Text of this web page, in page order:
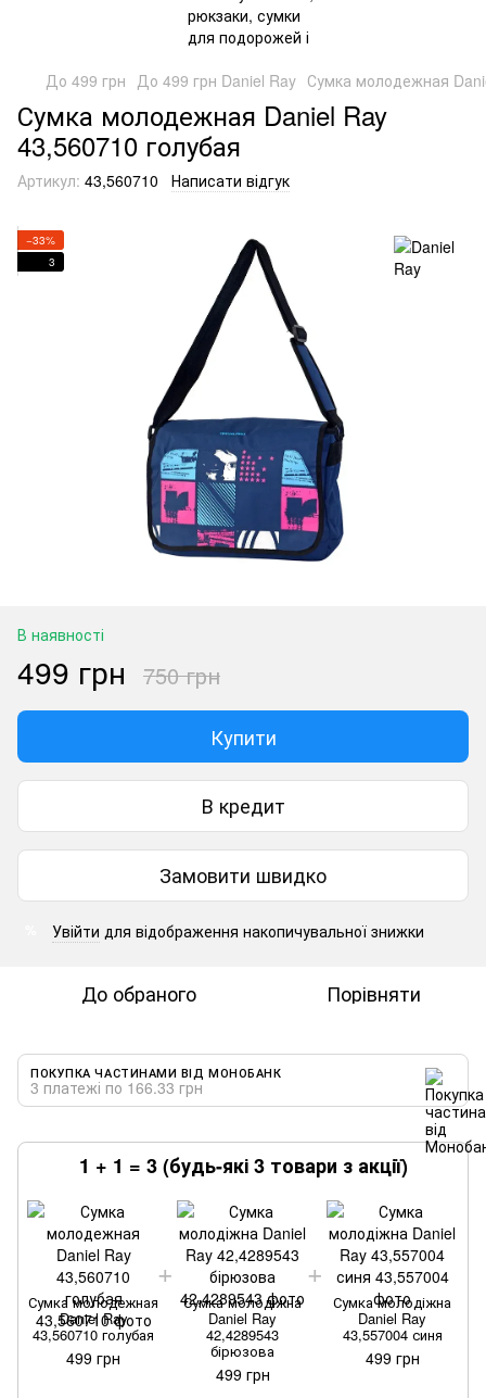
До 499 грн До 499 грн Daniel Ray Сумка молодежная
Сумка молодежная Daniel Ray
43,560710 голубая
Артикул: 43,560710 Написати відгук
−33%
3
В наявності
499 грн 750 грн
Купити
В кредит
Замовити швидко
Увійти для відображення накопичувальної знижки
До обраного Порівняти
ПОКУПКА ЧАСТИНАМИ ВІД МОНОБАНК
3 платежі по 166.33 грн
1 + 1 = 3 (будь-які 3 товари з акції)
Сумка молодежная
Daniel Ray
43,560710 голубая
499 грн
Сумка молодіжна
Daniel Ray
42,4289543
бірюзова
499 грн
Сумка молодіжна
Daniel Ray
43,557004 синя
499 грн